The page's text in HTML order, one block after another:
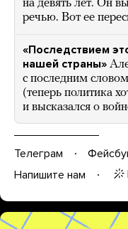
на девять лет. Он
речью. Вот ее
«Последствием
нашей страны»
с последним
(теперь политика
и высказался о
Телеграм
Напишите нам